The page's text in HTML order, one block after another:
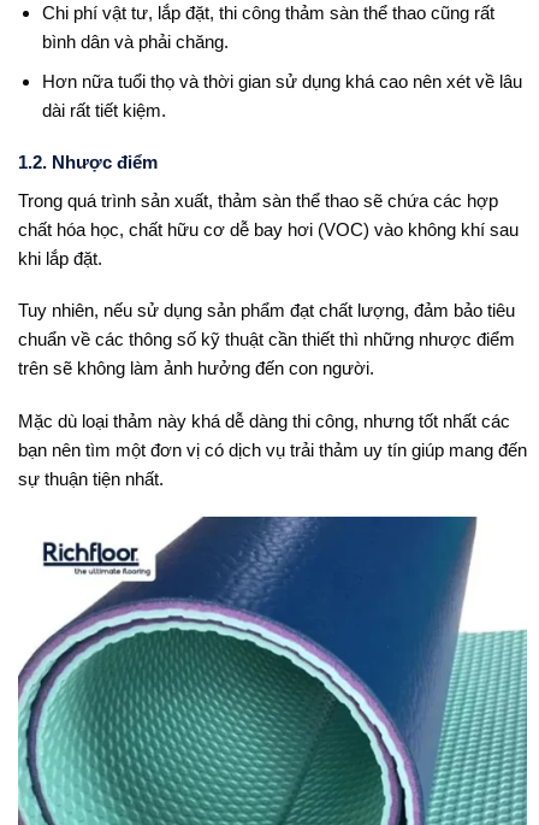
Chi phí vật tư, lắp đặt, thi công thảm sàn thể thao cũng rất
bình dân và phải chăng.
Hơn nữa tuổi thọ và thời gian sử dụng khá cao nên xét về lâu
dài rất tiết kiệm.
1.2. Nhược điểm
Trong quá trình sản xuất, thảm sàn thể thao sẽ chứa các hợp
chất hóa học, chất hữu cơ dễ bay hơi (VOC) vào không khí sau
khi lắp đặt.
Tuy nhiên, nếu sử dụng sản phẩm đạt chất lượng, đảm bảo tiêu
chuẩn về các thông số kỹ thuật cần thiết thì những nhược điểm
trên sẽ không làm ảnh hưởng đến con người.
Mặc dù loại thảm này khá dễ dàng thi công, nhưng tốt nhất các
bạn nên tìm một đơn vị có dịch vụ trải thảm uy tín giúp mang đến
sự thuận tiện nhất.